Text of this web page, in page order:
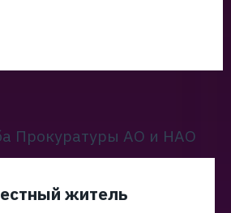
Прокуратуры АО и НАО
житель